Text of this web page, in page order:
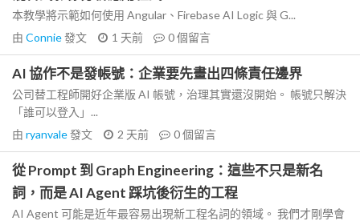
本教學將示範如何使用 Angular、Firebase AI Logic 與 G...
由 Connie發文 1 天前 0個留言
AI 協作不是發帳號：企業要先畫出四條責任邊界
公司替工程師開好企業版 AI 帳號，治理其實還沒開始。 帳號只解決
「誰可以登入」...
由 ryanvale發文 2 天前 0個留言
從 Prompt 到 Graph Engineering：這些不只是新名
詞，而是 AI Agent 踩坑後衍生的工程
AI Agent 可能是近年最容易出現新工程名詞的領域。 我們才剛學會